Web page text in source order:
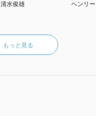
清水俊雄
ヘンリ
もっと見る